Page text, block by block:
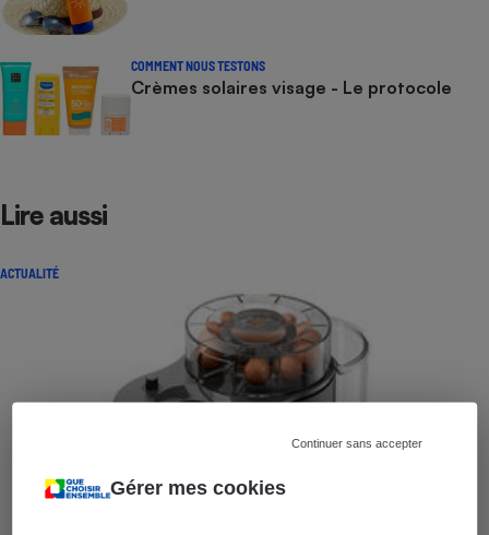
Gérer mes cookies
Continuer sans accepter
COMMENT NOUS TESTONS
Crèmes solaires visage - Le protocole
Lire aussi
ACTUALITÉ